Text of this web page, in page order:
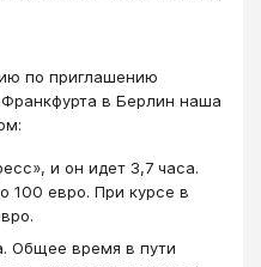
по приглашению
в Берлин наша
и он идет 3,7 часа.
100 евро. При курсе в
Общее время в пути